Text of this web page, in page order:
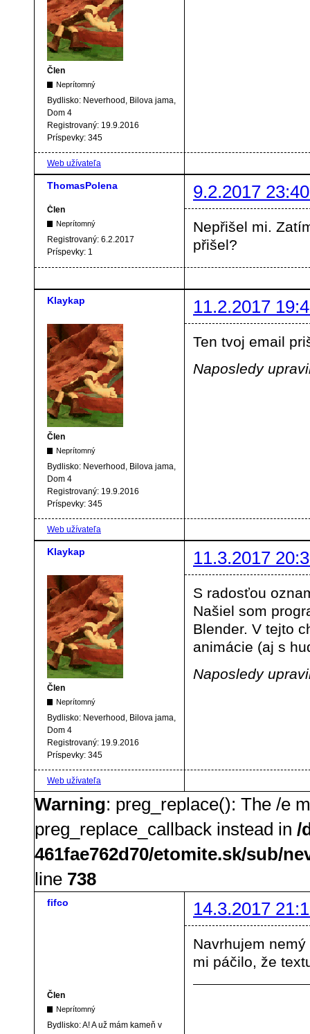
Člen
Neprítomný
Bydlisko: Neverhood, Bilova jama,
Dom 4
Registrovaný: 19.9.2016
Príspevky: 345
Web užívateľa
ThomasPolena 9.2.2017
Člen
Neprítomný
Registrovaný: 6.2.2017
Príspevky: 1
Nepřišel mi.
přišel?
Klaykap 11.2.2017
Člen
Neprítomný
Bydlisko: Neverhood, Bilova jama,
Dom 4
Registrovaný: 19.9.2016
Príspevky: 345
Ten tvoj email
Naposledy
Web užívateľa
Klaykap 11.3.2017
Člen
Neprítomný
Bydlisko: Neverhood, Bilova jama,
Dom 4
Registrovaný: 19.9.2016
Príspevky: 345
S radosťou
Našiel som
Blender. V tejto
animácie (aj s
Naposledy
Web užívateľa
Warning: preg_replace(): The /e
preg_replace_callback instead in /
461fae762d70/etomite.sk/sub/
line 738
fifco 14.3.2017
Člen
Neprítomný
Bydlisko:A! A už mám kameň v
Navrhujem
mi páčilo, že